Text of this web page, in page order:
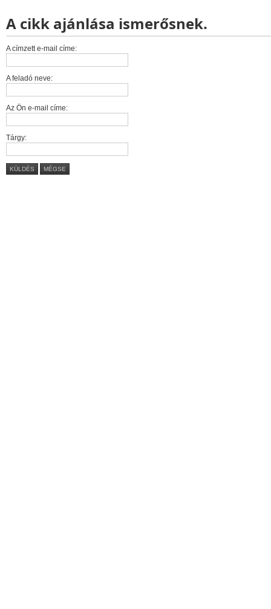
A cikk ajánlása ismerősnek.
A címzett e-mail címe:
A feladó neve:
Az Ön e-mail címe:
Tárgy:
KÜLDÉS MÉGSE